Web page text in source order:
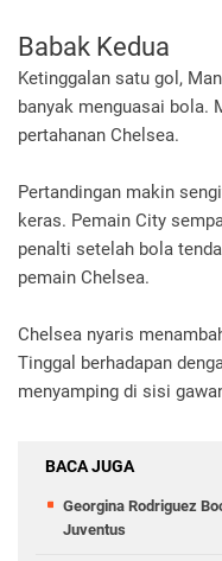
Babak Kedua
Ketinggalan satu gol,
banyak menguasai bola.
pertahanan Chelsea.
Pertandingan makin
keras. Pemain City
penalti setelah bola
pemain Chelsea.
Chelsea nyaris
Tinggal berhadapan
menyamping di sisi
BACA JUGA
Georgina Rodriguez
Juventus